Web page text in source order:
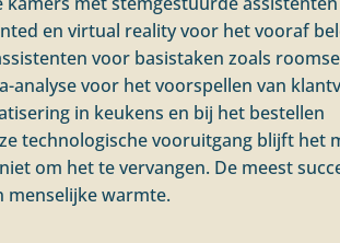
en virtual reality voor het vooraf
voor basistaken zoals
analyse voor het voorspellen van
in keukens en bij het bestellen
technologische vooruitgang blijft het
om het te vervangen. De meest
menselijke warmte.